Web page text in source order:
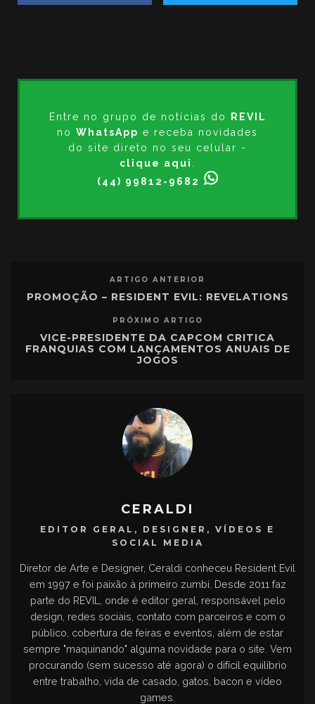
Entre no grupo de notícias do
REVIL
no WhatsApp e receba novidades
do site direto no seu celular -
clique aqui
(44) 99812-9682
ARTIGO ANTERIOR
PROMOÇÃO – RESIDENT EVIL: REVELATIONS
PRÓXIMO ARTIGO
VICE-PRESIDENTE DA CAPCOM CRITICA
FRANQUIAS COM LANÇAMENTOS ANUAIS DE
JOGOS
CERALDI
EDITOR GERAL, DESIGNER, VÍDEOS E
SOCIAL MEDIA
Diretor de Arte e Designer, Ceraldi conheceu Resident Evil
em 1997 e foi paixão à primeiro zumbi. Desde 2011 faz
parte do REVIL, onde é editor geral, responsável pelo
design, redes sociais, contato com parceiros e com o
público, cobertura de feiras e eventos, além de estar
sempre "maquinando" alguma novidade para o site. Vem
procurando (sem sucesso até agora) o difícil equilíbrio
entre trabalho, vida de casado, gatos, bacon e vídeo
games.